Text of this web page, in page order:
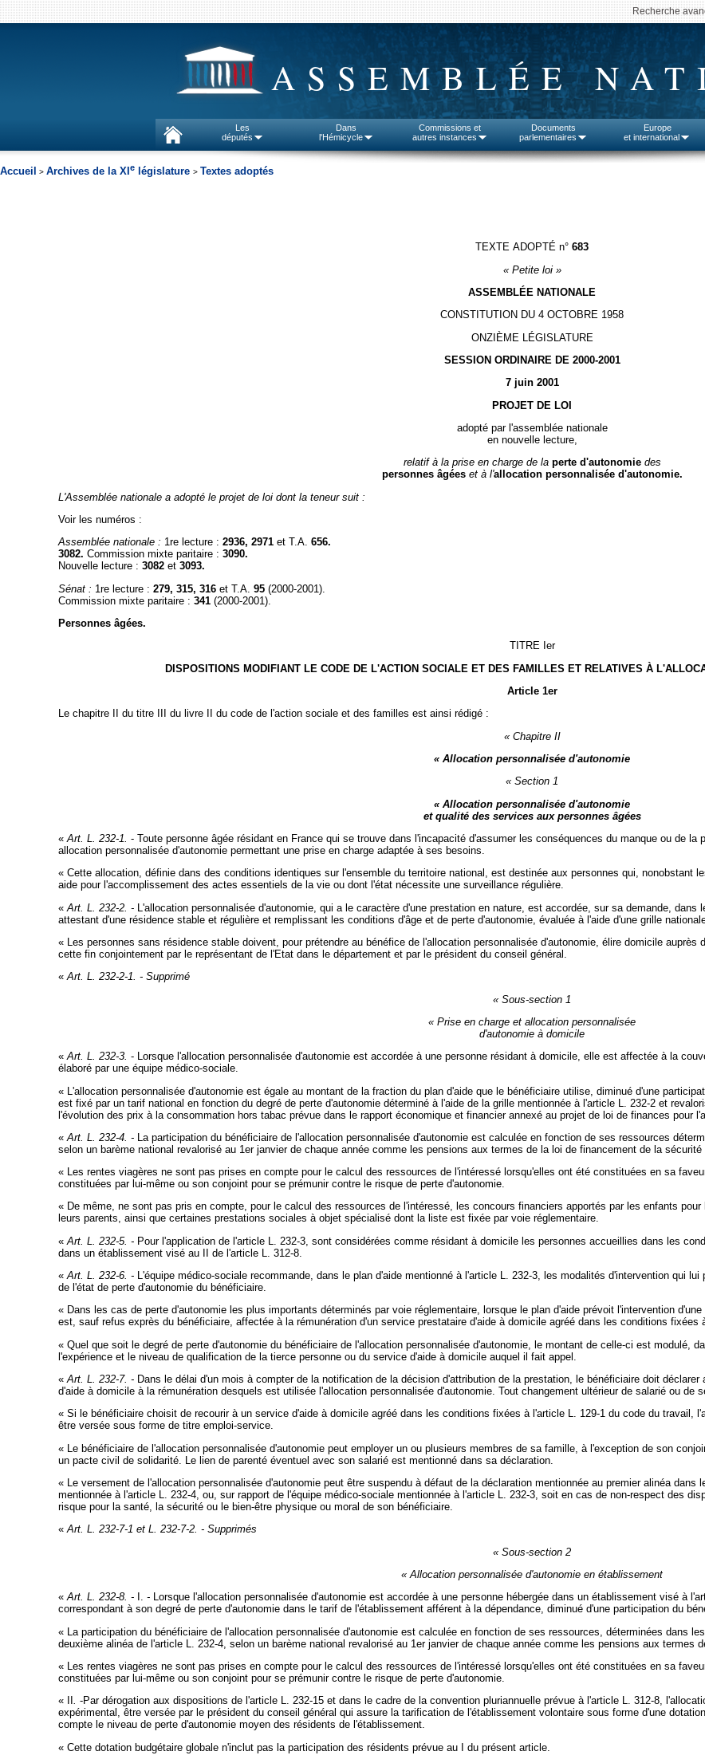
Recherche
ASSEMBLÉE
Les
députés
Dans
l'Hémicycle
Commissions et
autres instances
Documents
parlementaires
Europe
et international
Accueil > Archives de la XI e législature > Textes adoptés
TEXTE ADOPTÉ n° 683
« Petite loi »
ASSEMBLÉE NATIONALE
CONSTITUTION DU 4 OCTOBRE 1958
ONZIÈME LÉGISLATURE
SESSION ORDINAIRE DE 2000-2001
7 juin 2001
PROJET DE LOI
adopté par l'assemblée nationale
en nouvelle lecture,
relatif à la prise en charge de la perte d'autonomie des
personnes âgéeset à l'allocation personnalisée d'autonomie.
L'Assemblée nationale a adopté le projet de loi dont la teneur suit :
Voir les numéros :
Assemblée nationale : 1re lecture : 2936, 2971et T.A. 656.
3082. Commission mixte paritaire : 3090.
Nouvelle lecture : 3082et 3093.
Sénat : 1re lecture : 279, 315, 316et T.A. 95 (2000-2001).
Commission mixte paritaire : 341 (2000-2001).
Personnes âgées.
TITRE Ier
DISPOSITIONS MODIFIANT LE CODE DE L'ACTION SOCIALE ET DES FAMILLES ET RELATIVES À
Article 1er
Le chapitre II du titre III du livre II du code de l'action sociale et des familles est ainsi rédigé :
« Chapitre II
« Allocation personnalisée d'autonomie
« Section 1
« Allocation personnalisée d'autonomie
et qualité des services aux personnes âgées
« Art. L. 232-1. - Toute personne âgée résidant en France qui se trouve dans l'incapacité d'assumer les conséquences du manque ou de
allocation personnalisée d'autonomie permettant une prise en charge adaptée à ses besoins.
« Cette allocation, définie dans des conditions identiques sur l'ensemble du territoire national, est destinée aux personnes qui, nonobstant
aide pour l'accomplissement des actes essentiels de la vie ou dont l'état nécessite une surveillance régulière.
« Art. L. 232-2. -L'allocation personnalisée d'autonomie, qui a le caractère d'une prestation en nature, est accordée, sur sa demande,
attestant d'une résidence stable et régulière et remplissant les conditions d'âge et de perte d'autonomie, évaluée à l'aide d'une grille
« Les personnes sans résidence stable doivent, pour prétendre au bénéfice de l'allocation personnalisée d'autonomie, élire domicile
cette fin conjointement par le représentant de l'Etat dans le département et par le président du conseil général.
«Art. L. 232-2-1. - Supprimé
« Sous-section 1
« Prise en charge et allocation personnalisée
d'autonomie à domicile
«Art. L. 232-3. - Lorsque l'allocation personnalisée d'autonomie est accordée à une personne résidant à domicile, elle est affectée à la
élaboré par une équipe médico-sociale.
« L'allocation personnalisée d'autonomie est égale au montant de la fraction du plan d'aide que le bénéficiaire utilise, diminué d'une
est fixé par un tarif national en fonction du degré de perte d'autonomie déterminé à l'aide de la grille mentionnée à l'article L. 232-2 et
l'évolution des prix à la consommation hors tabac prévue dans le rapport économique et financier annexé au projet de loi de finances pour
« Art. L. 232-4. -La participation du bénéficiaire de l'allocation personnalisée d'autonomie est calculée en fonction de ses ressources
selon un barème national revalorisé au 1er janvier de chaque année comme les pensions aux termes de la loi de financement de la sécurité
« Les rentes viagères ne sont pas prises en compte pour le calcul des ressources de l'intéressé lorsqu'elles ont été constituées en sa
constituées par lui-même ou son conjoint pour se prémunir contre le risque de perte d'autonomie.
« De même, ne sont pas pris en compte, pour le calcul des ressources de l'intéressé, les concours financiers apportés par les enfants
leurs parents, ainsi que certaines prestations sociales à objet spécialisé dont la liste est fixée par voie réglementaire.
« Art. L. 232-5. -Pour l'application de l'article L. 232-3, sont considérées comme résidant à domicile les personnes accueillies dans les
dans un établissement visé au II de l'article L. 312-8.
«Art. L. 232-6. -L'équipe médico-sociale recommande, dans le plan d'aide mentionné à l'article L. 232-3, les modalités d'intervention qui
de l'état de perte d'autonomie du bénéficiaire.
« Dans les cas de perte d'autonomie les plus importants déterminés par voie réglementaire, lorsque le plan d'aide prévoit l'intervention
est, sauf refus exprès du bénéficiaire, affectée à la rémunération d'un service prestataire d'aide à domicile agréé dans les conditions fixées
« Quel que soit le degré de perte d'autonomie du bénéficiaire de l'allocation personnalisée d'autonomie, le montant de celle-ci est modulé,
l'expérience et le niveau de qualification de la tierce personne ou du service d'aide à domicile auquel il fait appel.
«Art. L. 232-7. -Dans le délai d'un mois à compter de la notification de la décision d'attribution de la prestation, le bénéficiaire doit
d'aide à domicile à la rémunération desquels est utilisée l'allocation personnalisée d'autonomie. Tout changement ultérieur de salarié ou de
« Si le bénéficiaire choisit de recourir à un service d'aide à domicile agréé dans les conditions fixées à l'article L. 129-1 du code du travail,
être versée sous forme de titre emploi-service.
« Le bénéficiaire de l'allocation personnalisée d'autonomie peut employer un ou plusieurs membres de sa famille, à l'exception de son
un pacte civil de solidarité. Le lien de parenté éventuel avec son salarié est mentionné dans sa déclaration.
« Le versement de l'allocation personnalisée d'autonomie peut être suspendu à défaut de la déclaration mentionnée au premier alinéa
mentionnée à l'article L. 232-4, ou, sur rapport de l'équipe médico-sociale mentionnée à l'article L. 232-3, soit en cas de non-respect des
risque pour la santé, la sécurité ou le bien-être physique ou moral de son bénéficiaire.
«Art. L. 232-7-1 et L. 232-7-2. - Supprimés
« Sous-section 2
« Allocation personnalisée d'autonomie en établissement
«Art. L. 232-8. - I. -Lorsque l'allocation personnalisée d'autonomie est accordée à une personne hébergée dans un établissement visé à
correspondant à son degré de perte d'autonomie dans le tarif de l'établissement afférent à la dépendance, diminué d'une participation du
« La participation du bénéficiaire de l'allocation personnalisée d'autonomie est calculée en fonction de ses ressources, déterminées dans
deuxième alinéa de l'article L. 232-4, selon un barème national revalorisé au 1er janvier de chaque année comme les pensions aux termes
« Les rentes viagères ne sont pas prises en compte pour le calcul des ressources de l'intéressé lorsqu'elles ont été constituées en sa
constituées par lui-même ou son conjoint pour se prémunir contre le risque de perte d'autonomie.
« II . -Par dérogation aux dispositions de l'article L. 232-15 et dans le cadre de la convention pluriannuelle prévue à l'article L. 312-8,
expérimental, être versée par le président du conseil général qui assure la tarification de l'établissement volontaire sous forme d'une
compte le niveau de perte d'autonomie moyen des résidents de l'établissement.
« Cette dotation budgétaire globale n'inclut pas la participation des résidents prévue au I du présent article.